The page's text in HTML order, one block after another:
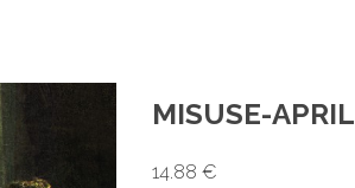
MISUSE-APRIL
14.88 €